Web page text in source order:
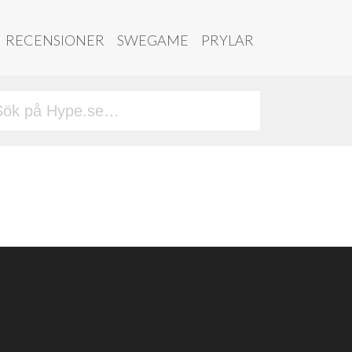
RECENSIONER SWEGAME PRYLAR